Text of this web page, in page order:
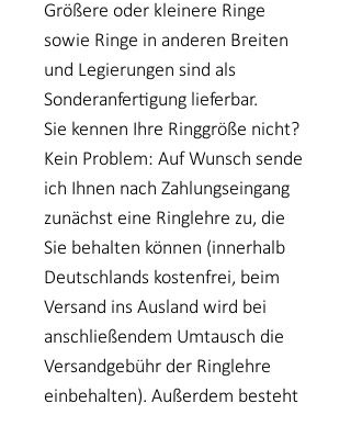
Größere oder kleinere Ringe
sowie Ringe in anderen Breiten
und Legierungen sind als
Sonderanfertigung lieferbar.
Sie kennen Ihre Ringgröße nicht?
Kein Problem: Auf Wunsch sende
ich Ihnen nach Zahlungseingang
zunächst eine Ringlehre zu, die
Sie behalten können (innerhalb
Deutschlands kostenfrei, beim
Versand ins Ausland wird bei
anschließendem Umtausch die
Versandgebühr der Ringlehre
einbehalten). Außerdem besteht